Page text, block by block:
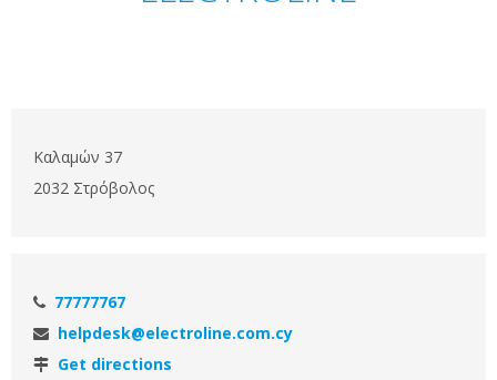
Καλαμών 37
2032 Στρόβολος
77777767
helpdesk@electroline.com.cy
Get directions